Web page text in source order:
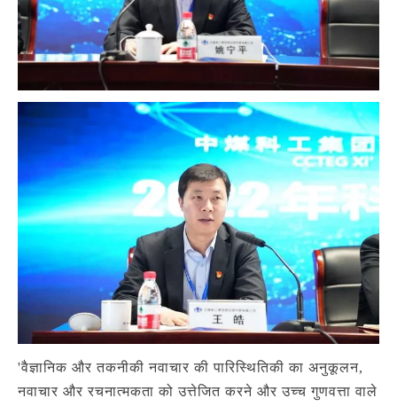
'वैज्ञानिक और तकनीकी नवाचार की पारिस्थितिकी का अनुकूलन,
नवाचार और रचनात्मकता को उत्तेजित करने और उच्च गुणवत्ता वाले